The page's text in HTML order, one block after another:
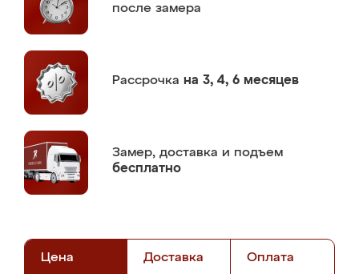
после замера
Рассрочка на 3, 4, 6 месяцев
Замер, доставка и подъем
бесплатно
Цена Доставка Оплата